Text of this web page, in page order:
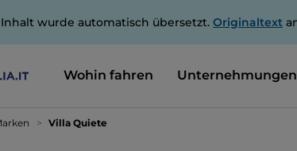
wurde automatisch übersetzt. Originaltext
Wohin fahren Unternehmungen
Villa Quiete